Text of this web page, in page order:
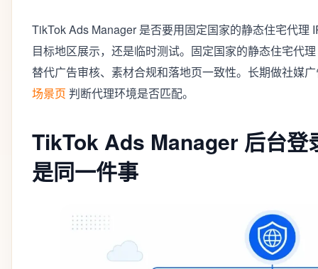
TikTok Ads Manager 是否要用固定国家的静态住宅代理
目标地区展示，还是临时测试。固定国家的静态住宅代
替代广告审核、素材合规和落地页一致性。长期做社媒
场景页 判断代理环境是否匹配。
TikTok Ads Manager 后台登
是同一件事